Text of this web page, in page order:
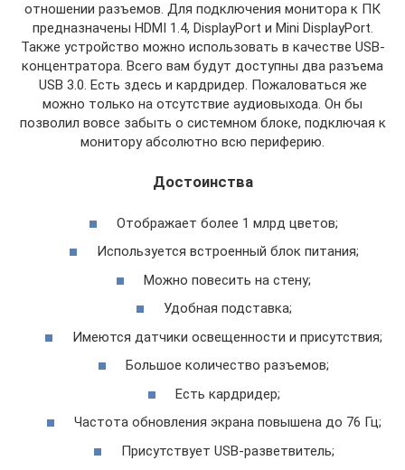
отношении разъемов. Для подключения монитора к ПК
предназначены HDMI 1.4, DisplayPort и Mini DisplayPort.
Также устройство можно использовать в качестве USB-
концентратора. Всего вам будут доступны два разъема
USB 3.0. Есть здесь и кардридер. Пожаловаться же
можно только на отсутствие аудиовыхода. Он бы
позволил вовсе забыть о системном блоке, подключая к
монитору абсолютно всю периферию.
Достоинства
Отображает более 1 млрд цветов;
Используется встроенный блок питания;
Можно повесить на стену;
Удобная подставка;
Имеются датчики освещенности и присутствия;
Большое количество разъемов;
Есть кардридер;
Частота обновления экрана повышена до 76 Гц;
Присутствует USB-разветвитель;